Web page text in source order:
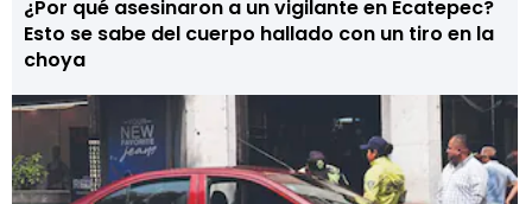
¿Por qué asesinaron a un vigilante en Ecatepec?
Esto se sabe del cuerpo hallado con un tiro en la
choya